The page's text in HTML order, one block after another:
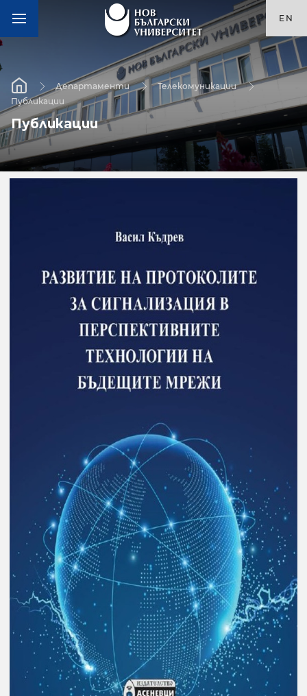
EN
Департаменти
Телекомуникации
Публикации
Публикации